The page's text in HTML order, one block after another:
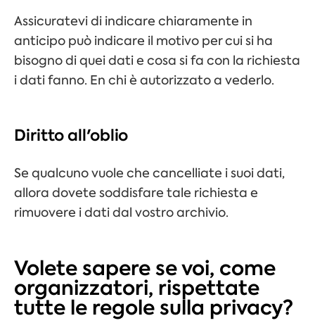
Assicuratevi di indicare chiaramente in
anticipo può indicare il motivo per cui si ha
bisogno di quei dati e cosa si fa con la richiesta
i dati fanno. En chi è autorizzato a vederlo.
Diritto all'oblio
Se qualcuno vuole che cancelliate i suoi dati,
allora dovete soddisfare tale richiesta e
rimuovere i dati dal vostro archivio.
Volete sapere se voi, come
organizzatori, rispettate
tutte le regole sulla privacy?